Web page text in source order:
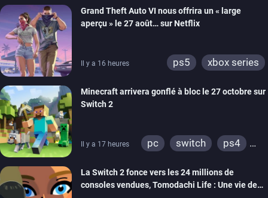
Grand Theft Auto VI nous offrira un « large
aperçu » le 27 août… sur Netflix
Il y a 16 heures ps5 xbox series
Minecraft arrivera gonflé à bloc le 27 octobre sur
Switch 2
Il y a 17 heures pc switch
ps4
wiiu
3ds
ps3
xbox 360
switch 2
La Switch 2 fonce vers les 24 millions de
consoles vendues, Tomodachi Life : Une vie de